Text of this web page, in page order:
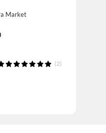
Market
(2)